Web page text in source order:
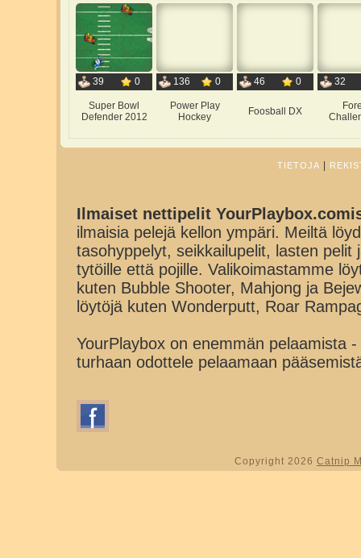
39 0
Super Bowl
Defender 2012
136 0
Power Play
Hockey
46 0
Foosball DX
32
TIETOJA
Ilmaiset nettipelit
ilmaisia pelejä kellon ympäri. Meiltä
tasohyppelyt, seikkailupelit, lasten
tytöille että pojille. Valikoimastamme
kuten Bubble Shooter, Mahjong ja
löytöjä kuten Wonderputt, Roar
YourPlaybox on enemmän pelaamista
turhaan odottele pelaamaan
Copyright 2026 Catnip